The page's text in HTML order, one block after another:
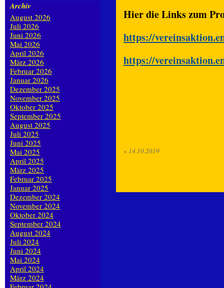
Hier die Links zum
https://
https://
« 14.10.2019
Archiv
August 2026
Juli 2026
Juni 2026
Mai 2026
April 2026
März 2026
Februar 2026
Januar 2026
Dezember 2025
November 2025
Oktober 2025
September 2025
August 2025
Juli 2025
Juni 2025
Mai 2025
April 2025
März 2025
Februar 2025
Januar 2025
Dezember 2024
November 2024
Oktober 2024
September 2024
August 2024
Juli 2024
Juni 2024
Mai 2024
April 2024
März 2024